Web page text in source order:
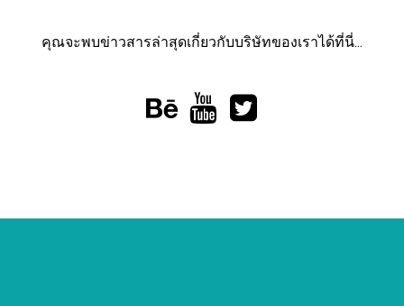
คุณจะพบข่าวสารล่าสุดเกี่ยวกับบริษัทของเราได้ที่นี่...
  